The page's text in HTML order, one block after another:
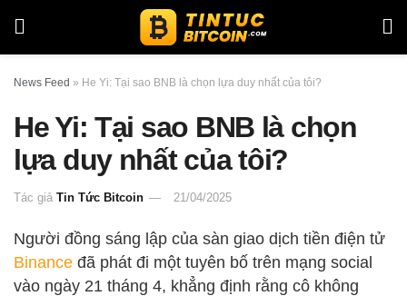
News Feed » He Yi: Tại sao BNB là chọn lựa duy nhất của tôi?
He Yi: Tại sao BNB là chọn
lựa duy nhất của tôi?
Tác giả Tin Tức Bitcoin 21/04/2025
Người đồng sáng lập của sàn giao dịch tiền điện tử
Binance đã phát đi một tuyên bố trên mạng social
vào ngày 21 tháng 4, khẳng định rằng cô không